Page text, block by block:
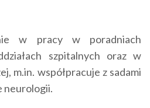
w pracy w poradniach
szpitalnych oraz w
m.in. współpracuje z sadami
neurologii.